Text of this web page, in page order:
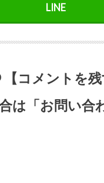
【コメントを
は「お問い合